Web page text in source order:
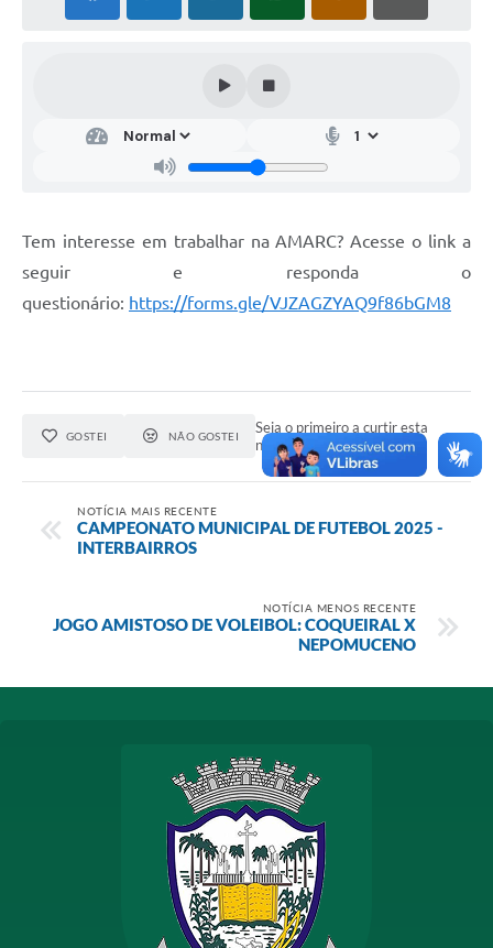
Tem interesse em trabalhar na AMARC? Acesse o link a
seguir e responda o
questionário: https://forms.gle/VJZAGZYAQ9f86bGM8
GOSTEI NÃO GOSTEI
Seja o primeiro a curtir esta
notícia.
NOTÍCIA MAIS RECENTE
CAMPEONATO MUNICIPAL DE FUTEBOL 2025 -
INTERBAIRROS
NOTÍCIA MENOS RECENTE
JOGO AMISTOSO DE VOLEIBOL: COQUEIRAL X
NEPOMUCENO